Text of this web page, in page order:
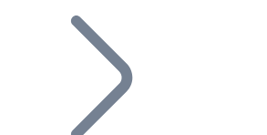
Bitcoin